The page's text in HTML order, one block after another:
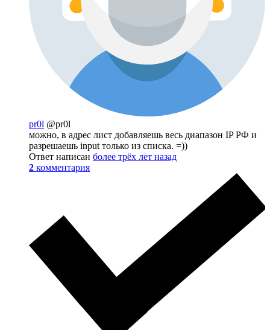
pr0l @pr0l
можно, в адрес лист добавляешь весь диапазон IP РФ и
разрешаешь input только из списка. =))
Ответ написан более трёх лет назад
2 комментария